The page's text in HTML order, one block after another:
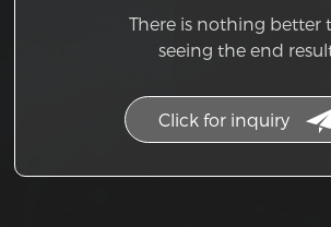
There is nothing better
seeing the end
Click for inquiry